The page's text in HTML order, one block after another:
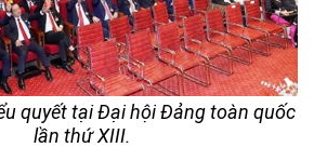
quyết tại Đại hội Đảng toàn quốc
lần thứ XIII.